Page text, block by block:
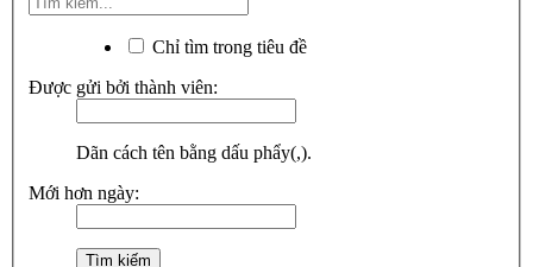
Chỉ tìm trong tiêu đề
Được gửi bởi thành viên:
Dãn cách tên bằng dấu phẩy(,).
Mới hơn ngày: